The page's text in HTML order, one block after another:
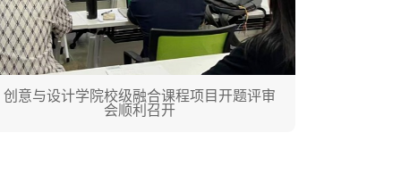
创意与设计学院校级融合课程项目开题评审
会顺利召开